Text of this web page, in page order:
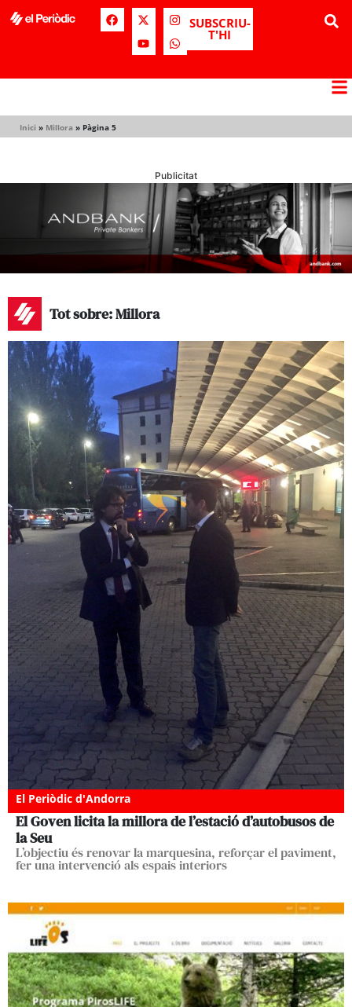
SUBSCRIU-
T'HI
Inici » Millora » Pàgina 5
Publicitat
Tot sobre: Millora
El Periòdic d'Andorra
El Goven licita la millora de l’estació d’autobusos de
la Seu
L’objectiu és renovar la marquesina, reforçar el paviment,
fer una intervenció als espais interiors